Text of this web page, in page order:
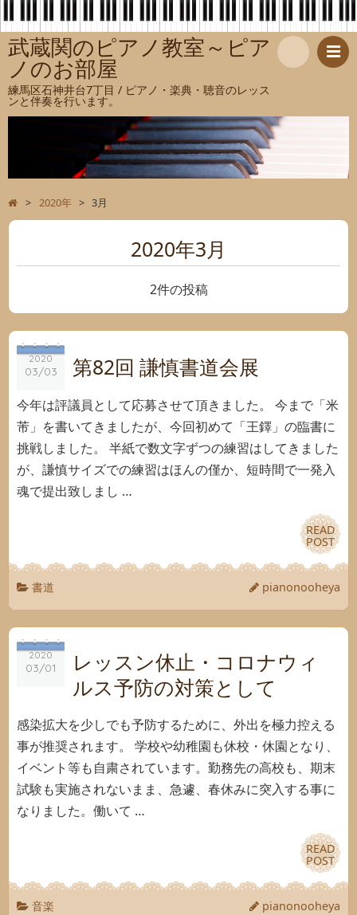
武蔵関のピアノ教室～ピア
ノのお部屋
練馬区石神井台7丁目 / ピアノ・楽典・聴音のレッス
ンと伴奏を行います。
索
> 2020年 > 3月
2020年3月
2件の投稿
2020
03/03
2020
03/03 第82回 謙慎書道会展
今年は評議員として応募させて頂きました。 今まで「米
芾」を書いてきましたが、今回初めて「王鐸」の臨書に
挑戦しました。 半紙で数文字ずつの練習はしてきました
が、謙慎サイズでの練習はほんの僅か、短時間で一発入
魂で提出致しまし …
READ
POST
READ
POST
書道 pianonooheya
2020
03/01
2020
03/01
レッスン休止・コロナウィ
ルス予防の対策として
感染拡大を少しでも予防するために、外出を極力控える
事が推奨されます。 学校や幼稚園も休校・休園となり、
イベント等も自粛されています。勤務先の高校も、期末
試験も実施されないまま、急遽、春休みに突入する事に
なりました。働いて …
READ
POST
READ
POST
音楽 pianonooheya